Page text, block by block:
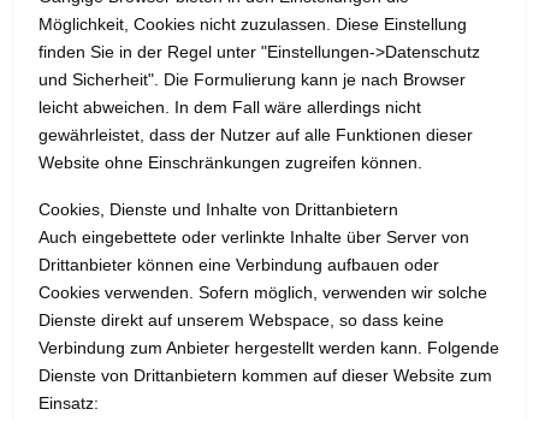
Möglichkeit, Cookies nicht zuzulassen. Diese Einstellung
finden Sie in der Regel unter "Einstellungen->Datenschutz
und Sicherheit". Die Formulierung kann je nach Browser
leicht abweichen. In dem Fall wäre allerdings nicht
gewährleistet, dass der Nutzer auf alle Funktionen dieser
Website ohne Einschränkungen zugreifen können.
Cookies, Dienste und Inhalte von Drittanbietern
Auch eingebettete oder verlinkte Inhalte über Server von
Drittanbieter können eine Verbindung aufbauen oder
Cookies verwenden. Sofern möglich, verwenden wir solche
Dienste direkt auf unserem Webspace, so dass keine
Verbindung zum Anbieter hergestellt werden kann. Folgende
Dienste von Drittanbietern kommen auf dieser Website zum
Einsatz: